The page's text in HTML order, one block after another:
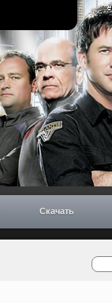
Скачать